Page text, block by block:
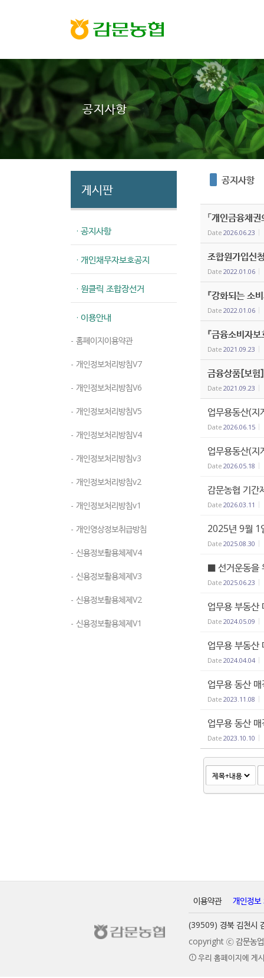
공지사항
게시판
· 공지사항
· 개인채무자보호공지
· 원클릭 조합장선거
· 이용안내
- 홈페이지이용약관
- 개인정보처리방침V7
- 개인정보처리방침V6
- 개인정보처리방침V5
- 개인정보처리방침V4
- 개인정보처리방침v3
- 개인정보처리방침v2
- 개인정보처리방침v1
- 개인영상정보취급방침
- 신용정보활용체제V4
- 신용정보활용체제V3
- 신용정보활용체제V2
- 신용정보활용체제V1
공지사항
「개인금융채
Date 2026.06.23
조합원가입신
Date 2022.01.06
『강화되는 소
Date 2022.01.06
『금융소비자
Date 2021.09.23
금융상품[보험
Date 2021.09.23
업무용동산(지
Date 2026.06.15
업무용동산(지
Date 2026.05.18
감문농협 기간
Date 2026.03.11
2025년 9월 1
Date 2025.08.30
■ 선거운동을
Date 2025.06.23
업무용 부동산
Date 2024.05.09
업무용 부동산
Date 2024.04.04
업무용 동산
Date 2023.11.08
업무용 동산
Date 2023.10.10
이용약관 개인정보
(39509) 경북 김천시
copyright ⓒ 감문농업
우리 홈페이지에 게